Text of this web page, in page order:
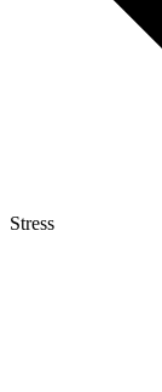
Stress